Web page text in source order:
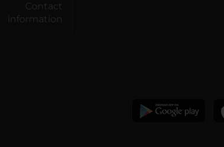
Contact
information